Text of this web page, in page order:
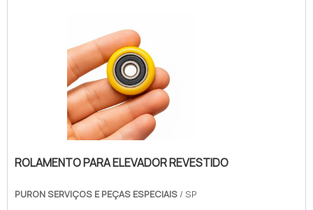
prático, as funções que precisam ser
cumpridas pela cuba de aço para cozinha
se dividem entre facilidade no manuseio de
alimentos .
ROLAMENTO PARA ELEVADOR REVESTIDO
PURON SERVIÇOS E PEÇAS ESPECIAIS / SP